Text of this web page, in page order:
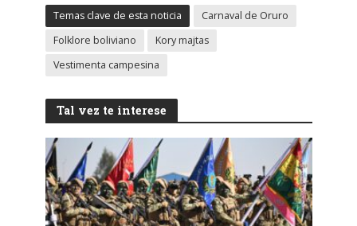
Temas clave de esta noticia
Carnaval de Oruro
Folklore boliviano
Kory majtas
Vestimenta campesina
Tal vez te interese